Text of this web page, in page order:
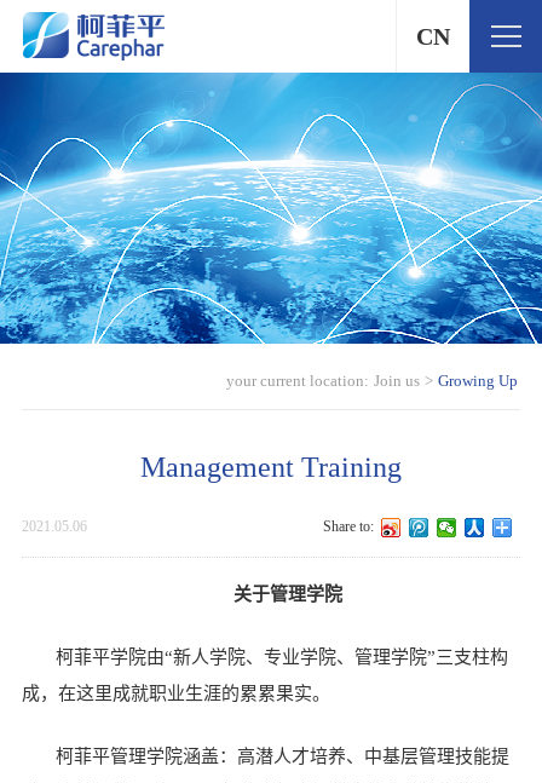
CN
your current location: Join us > Growing Up
Management Training
2021.05.06 Share to:
关于管理学院
柯菲平学院由“新人学院、专业学院、管理学院”三支柱构
成，在这里成就职业生涯的累累果实。
柯菲平管理学院涵盖：高潜人才培养、中基层管理技能提